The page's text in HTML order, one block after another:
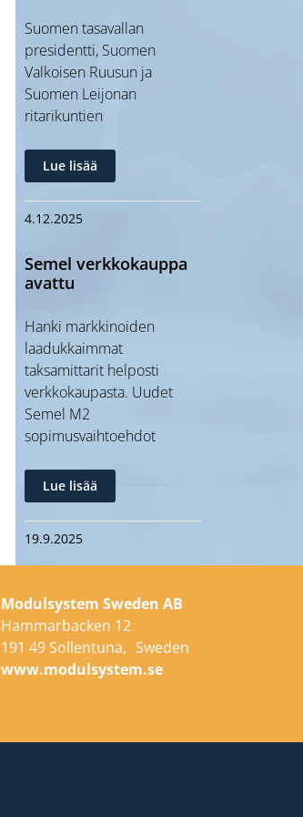
Suomen tasavallan
presidentti, Suomen
Valkoisen Ruusun ja
Suomen Leijonan
ritarikuntien
Lue lisää
4.12.2025
Semel verkkokauppa
avattu
Hanki markkinoiden
laadukkaimmat
taksamittarit helposti
verkkokaupasta. Uudet
Semel M2
sopimusvaihtoehdot
Lue lisää
19.9.2025
Modulsystem Sweden AB
Hammarbacken 12
191 49 Sollentuna, Sweden
www.modulsystem.se